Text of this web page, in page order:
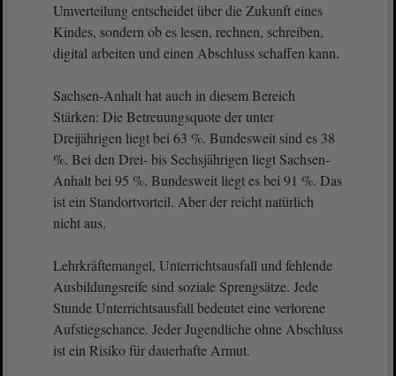
Umverteilung entscheidet über die Zukunft eines
Kindes, sondern ob es lesen, rechnen, schreiben,
digital arbeiten und einen Abschluss schaffen kann.
Sachsen-Anhalt hat auch in diesem Bereich
Stärken: Die Betreuungsquote der unter
Dreijährigen liegt bei 63 %. Bundesweit sind es 38
%. Bei den Drei- bis Sechsjährigen liegt Sachsen-
Anhalt bei 95 %. Bundesweit liegt es bei 91 %. Das
ist ein Standortvorteil. Aber der reicht natürlich
nicht aus.
Lehrkräftemangel, Unterrichtsausfall und fehlende
Ausbildungsreife sind soziale Sprengsätze. Jede
Stunde Unterrichtsausfall bedeutet eine verlorene
Aufstiegschance. Jeder Jugendliche ohne Abschluss
ist ein Risiko für dauerhafte Armut.